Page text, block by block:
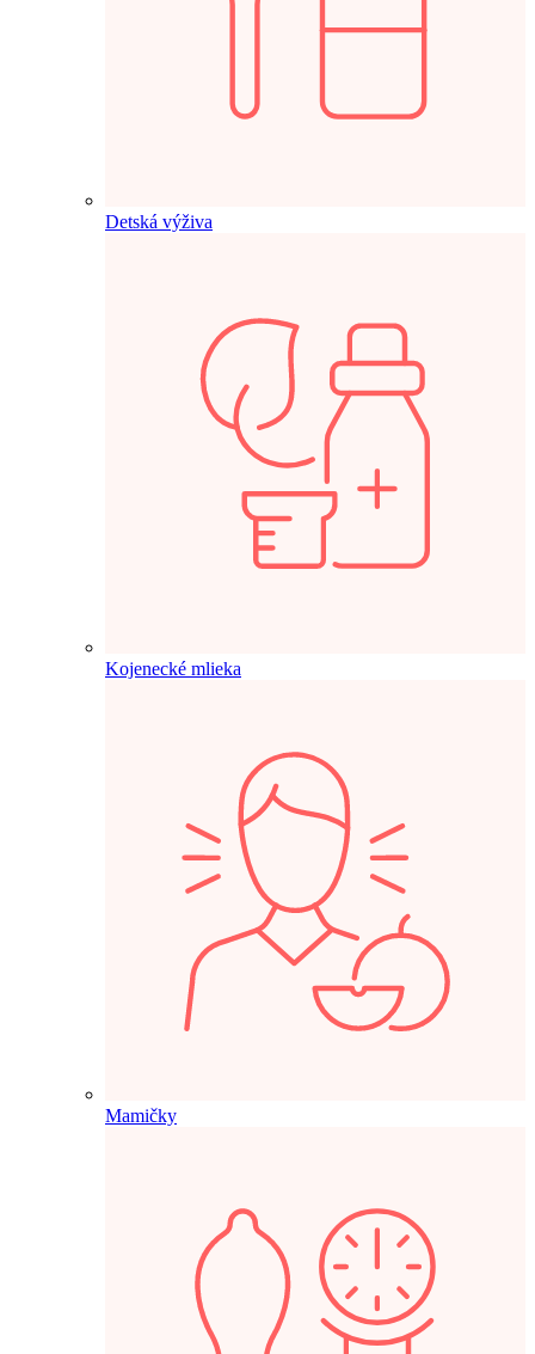
Detská výživa
Kojenecké mlieka
Mamičky